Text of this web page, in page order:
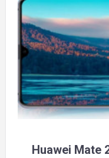
Huawei Mate